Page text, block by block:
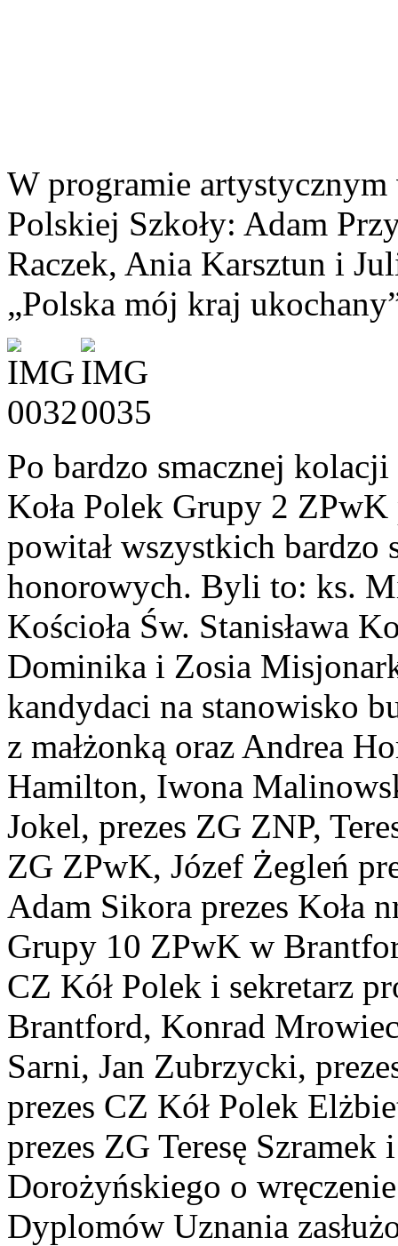
W programie
Polskiej Szkoły: Adam
Raczek, Ania Karsztun i
„Polska mój kraj
Po bardzo smacznej
Koła Polek Grupy 2
powitał wszystkich bardzo
honorowych. Byli to: ks.
Kościoła Św. Stanisława
Dominika i Zosia
kandydaci na stanowisko
z małżonką oraz Andrea
Hamilton, Iwona
Jokel, prezes ZG ZNP,
ZG ZPwK, Józef Żegleń
Adam Sikora prezes Koła
Grupy 10 ZPwK w
CZ Kół Polek i sekretarz
Brantford, Konrad
Sarni, Jan Zubrzycki,
prezes CZ Kół Polek
prezes ZG Teresę Szramek
Dorożyńskiego o
Dyplomów Uznania